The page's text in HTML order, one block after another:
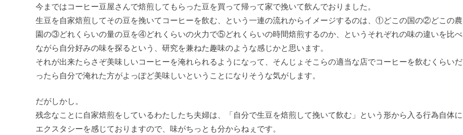
今まではコーヒー豆屋さんで焙煎してもらった豆を買って帰って家で挽いて飲んでおりました。
生豆を自家焙煎してその豆を挽いてコーヒーを飲む、という一連の流れからイメージするのは、①どこの国の②どこの農
園の③どれくらいの量の豆を④どれくらいの火力で⑤どれくらいの時間焙煎するのか、というそれぞれの味の違いを比べ
ながら自分好みの味を探るという、研究を兼ねた趣味のような感じかと思います。
それが出来たらさぞ美味しいコーヒーを淹れられるようになって、そんじょそこらの適当な店でコーヒーを飲むくらいだ
ったら自分で淹れた方がよっぽど美味しいということになりそうな気がします。
だがしかし。
残念なことに自家焙煎をしているわたしたち夫婦は、「自分で生豆を焙煎して挽いて飲む」という形から入る行為自体に
エクスタシーを感じておりますので、味がちっとも分からねぇです。